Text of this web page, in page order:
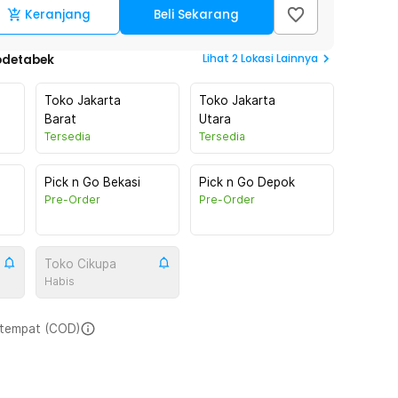
Keranjang Beli Sekarang
Lihat 2Lokasi Lainnya
Toko Jakarta
Barat
Tersedia
Toko Jakarta
Utara
Tersedia
Pick n Go Bekasi
Pre-Order
Pick n Go Depok
Pre-Order
Toko Cikupa
Habis
(COD)